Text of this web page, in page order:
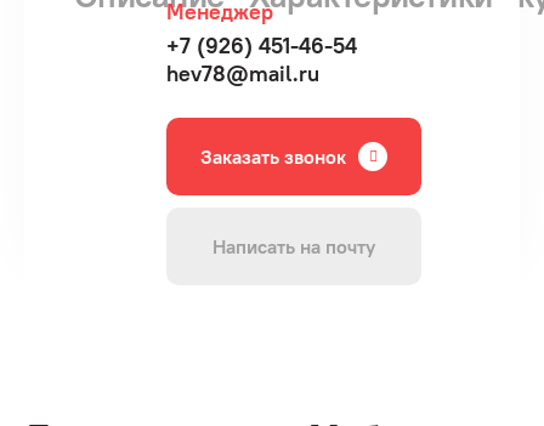
Менеджер
+7 (926) 451-46-54
hev78@mail.ru
Заказать звонок
Написать на почту